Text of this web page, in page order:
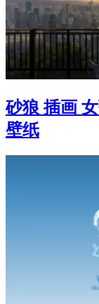
砂狼 插画
壁纸